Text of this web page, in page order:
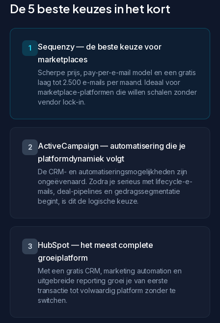
De 5 beste keuzes in het kort
1
Sequenzy — de beste keuze voor
marketplaces
Scherpe prijs, pay-per-e-mail model en een gratis
laag tot 2.500 e-mails per maand. Ideaal voor
marketplace-platformen die willen schalen zonder
vendor lock-in.
2
ActiveCampaign — automatisering die je
platformdynamiek volgt
De CRM- en automatiseringsmogelijkheden zijn
ongeëvenaard. Zodra je serieus met lifecycle-e-
mails, deal-pipelines en gedragssegmentatie
begint, is dit de logische keuze.
3
HubSpot — het meest complete
groeiplatform
Met een gratis CRM, marketing automation en
uitgebreide reporting groei je van eerste
transactie tot volwaardig platform zonder te
switchen.